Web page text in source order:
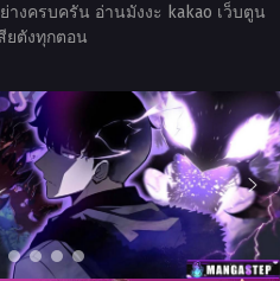
งครบครัน อ่านมังงะ kakao เว็บตูน
ยตังทุกตอน